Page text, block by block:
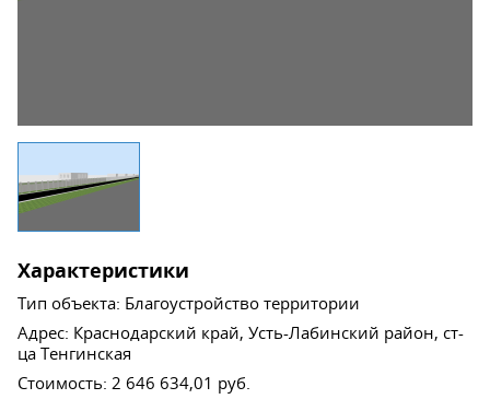
Характеристики
Тип объекта: Благоустройство территории
Адрес: Краснодарский край, Усть-Лабинский район, ст-
ца Тенгинская
Стоимость: 2 646 634,01 руб.